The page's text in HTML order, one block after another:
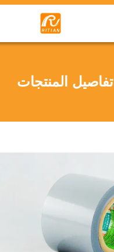
تفاصيل المنتجات